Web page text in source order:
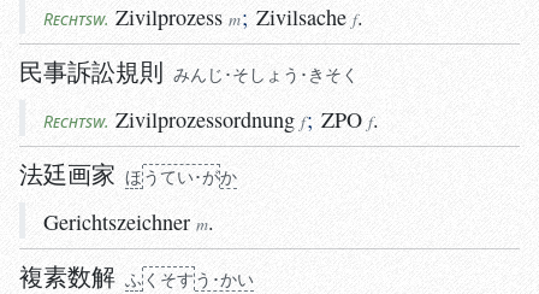
Rechtsw. Zivilprozess m; Zivilsache f.
民事訴訟規則 みんじ･そしょう･きそく
Rechtsw. Zivilprozessordnung f; ZPO f.
法廷画家 ほうてい･がか
Gerichtszeichner m.
複素数解 ふ く そすう･かい